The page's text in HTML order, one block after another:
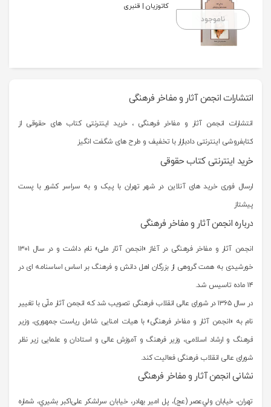
ناموجود
کاتوزیان | قنبری
انتشارات انجمن آثار و مفاخر فرهنگی
انتشارات انجمن آثار و مفاخر فرهنگی ، خرید اینترنتی کتاب های حقوقی از
کتابفروشی اینترنتی دادبازار با تخفیف و طرح های شگفت انگیز
خرید اینترنتی کتاب حقوقی
ارسال فوری خرید های آنلاین در شهر تهران با پیک و به سراسر کشور با پست
پیشتاز
درباره انجمن آثار و مفاخر فرهنگی
انجمن آثار و مفاخر فرهنگی در آغاز «انجمن آثار ملی» نام داشت و در سال ۱۳۰۱
خورشیدی به همت گروهی از بزرگان اهل دانش و فرهنگ بر اساس اساسنامه ای در
۱۴ ماده تاسیس شد.
در سال ۱۳۶۵ در شورای عالی انقلاب فرهنگی تصویب شد که انجمن آثار ملّی با تغییر
نام به «انجمن آثار و مفاخر فرهنگی» با هیات امنایی شامل ریاست جمهوری، وزیر
فرهنگ و ارشاد اسلامی، وزیر فرهنگ و آموزش عالی و استادان و علمایی زیر نظر
شورای عالی انقلاب فرهنگی فعالیت کند.
نشانی انجمن آثار و مفاخر فرهنگی
تهران، خيابان ولي‌عصر (عج)، پل امير بهادر، خيابان سرلشکر علی‌اکبر بشيري، شماره